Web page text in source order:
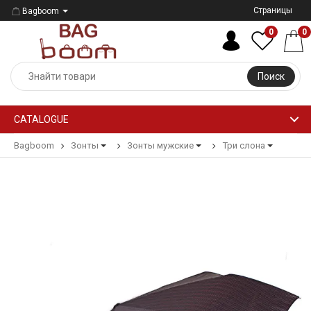
Bagboom Страницы
Поиск
0 0
CATALOGUE
Bagboom Зонты Зонты мужские Три слона